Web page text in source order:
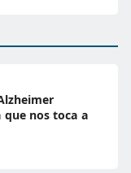
nos toca a